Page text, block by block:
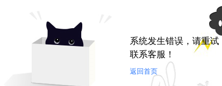
系统发生错误，请重
联系客服！
返回首页